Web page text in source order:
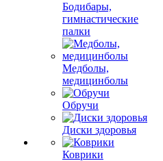
Бодибары,
гимнастические
палки
Медболы,
медицинболы
Обручи
Диски здоровья
Коврики